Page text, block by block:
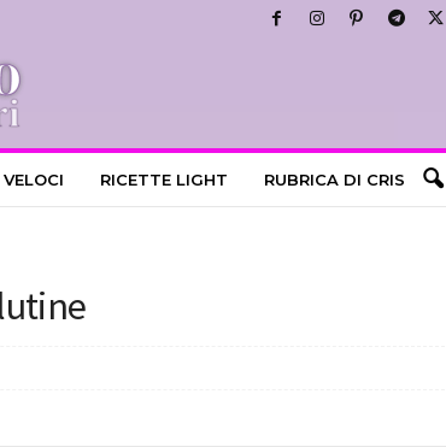
RICETTE LIGHT RUBRICA DI CRIS